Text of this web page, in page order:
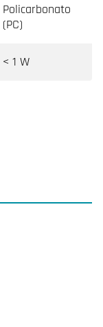
Policarbonato
(PC)
< 1 W